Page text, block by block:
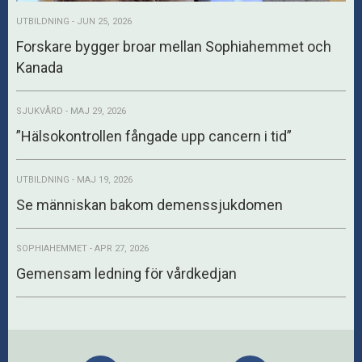
UTBILDNING - JUN 25, 2026
Forskare bygger broar mellan Sophiahemmet och
Kanada
SJUKVÅRD - MAJ 29, 2026
”Hälsokontrollen fångade upp cancern i tid”
UTBILDNING - MAJ 19, 2026
Se människan bakom demenssjukdomen
SOPHIAHEMMET - APR 27, 2026
Gemensam ledning för vårdkedjan